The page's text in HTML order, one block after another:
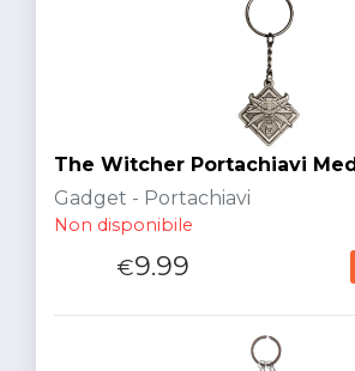
The Witcher Portachiavi
Gadget - Portachiavi
Non disponibile
€9.99